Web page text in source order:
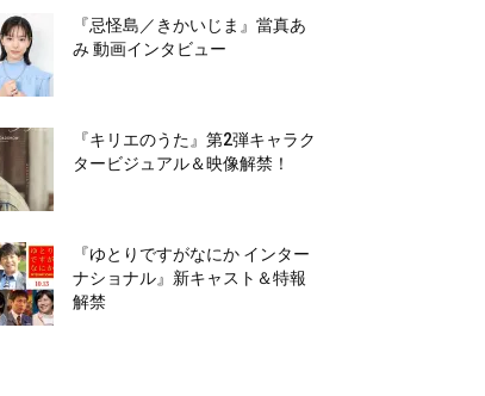
『忌怪島／きかいじま』當真あ
み 動画インタビュー
『キリエのうた』第2弾キャラク
タービジュアル＆映像解禁！
『ゆとりですがなにか インター
ナショナル』新キャスト＆特報
解禁